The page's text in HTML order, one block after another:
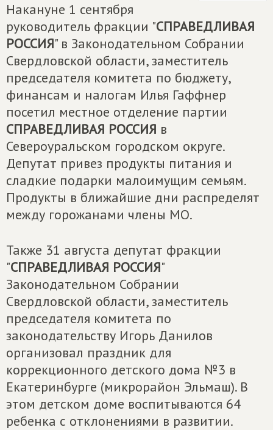
Накануне 1 сентября
руководитель фракции "СПРАВЕДЛИВАЯ
РОССИЯ" в Законодательном Собрании
Свердловской области, заместитель
председателя комитета по бюджету,
финансам и налогам Илья Гаффнер
посетил местное отделение партии
СПРАВЕДЛИВАЯ РОССИЯ в
Североуральском городском округе.
Депутат привез продукты питания и
сладкие подарки малоимущим семьям.
Продукты в ближайшие дни распределят
между горожанами члены МО.
Также 31 августа депутат фракции
"СПРАВЕДЛИВАЯ РОССИЯ"
Законодательном Собрании
Свердловской области, заместитель
председателя комитета по
законодательству Игорь Данилов
организовал праздник для
коррекционного детского дома №3 в
Екатеринбурге (микрорайон Эльмаш). В
этом детском доме воспитываются 64
ребенка с отклонениями в развитии.